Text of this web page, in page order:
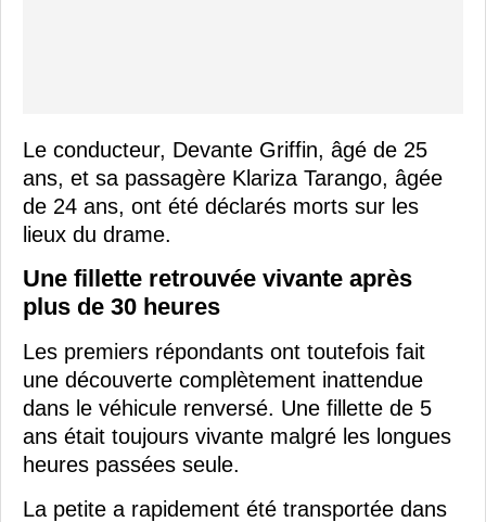
Le conducteur, Devante Griffin, âgé de 25
ans, et sa passagère Klariza Tarango, âgée
de 24 ans, ont été déclarés morts sur les
lieux du drame.
Une fillette retrouvée vivante après
plus de 30 heures
Les premiers répondants ont toutefois fait
une découverte complètement inattendue
dans le véhicule renversé. Une fillette de 5
ans était toujours vivante malgré les longues
heures passées seule.
La petite a rapidement été transportée dans